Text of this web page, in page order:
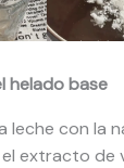
helado base
leche con la
extracto de